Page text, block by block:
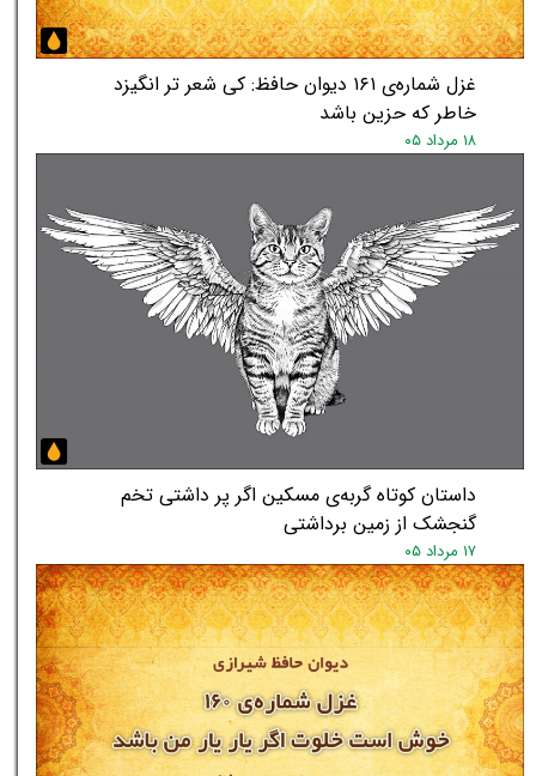
غزل شماره‌ی ۱۶۱ دیوان حافظ: کی شعر تر انگیزد
خاطر که حزین باشد
۱۸ مرداد ۰۵
داستان کوتاه گربه‌ی مسکین اگر پر داشتی تخم
گنجشک از زمین برداشتی
۱۷ مرداد ۰۵